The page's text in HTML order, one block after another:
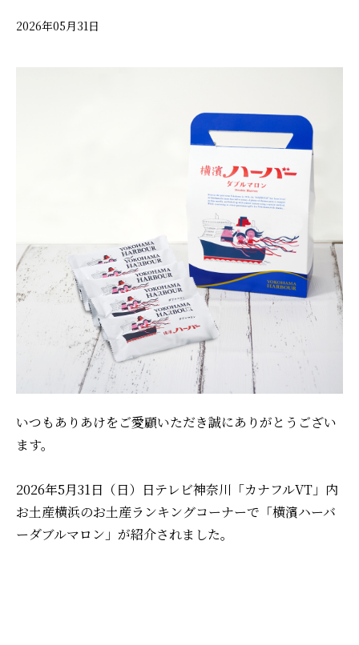
2026年05月31日
いつもありあけをご愛顧いただき誠にありがとうござい
ます。
2026年5月31日（日）日テレビ神奈川「カナフルVT」内
お土産横浜のお土産ランキングコーナーで「横濱ハーバ
ーダブルマロン」が紹介されました。